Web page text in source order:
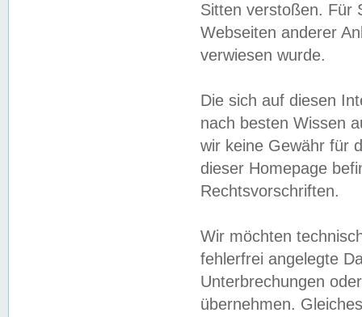
Sitten verstoßen. Für
Webseiten anderer
verwiesen wurde.
Die sich auf diesen
nach besten Wissen
wir keine Gewähr für
dieser Homepage
Rechtsvorschriften.
Wir möchten
fehlerfrei angelegte
Unterbrechungen
übernehmen.